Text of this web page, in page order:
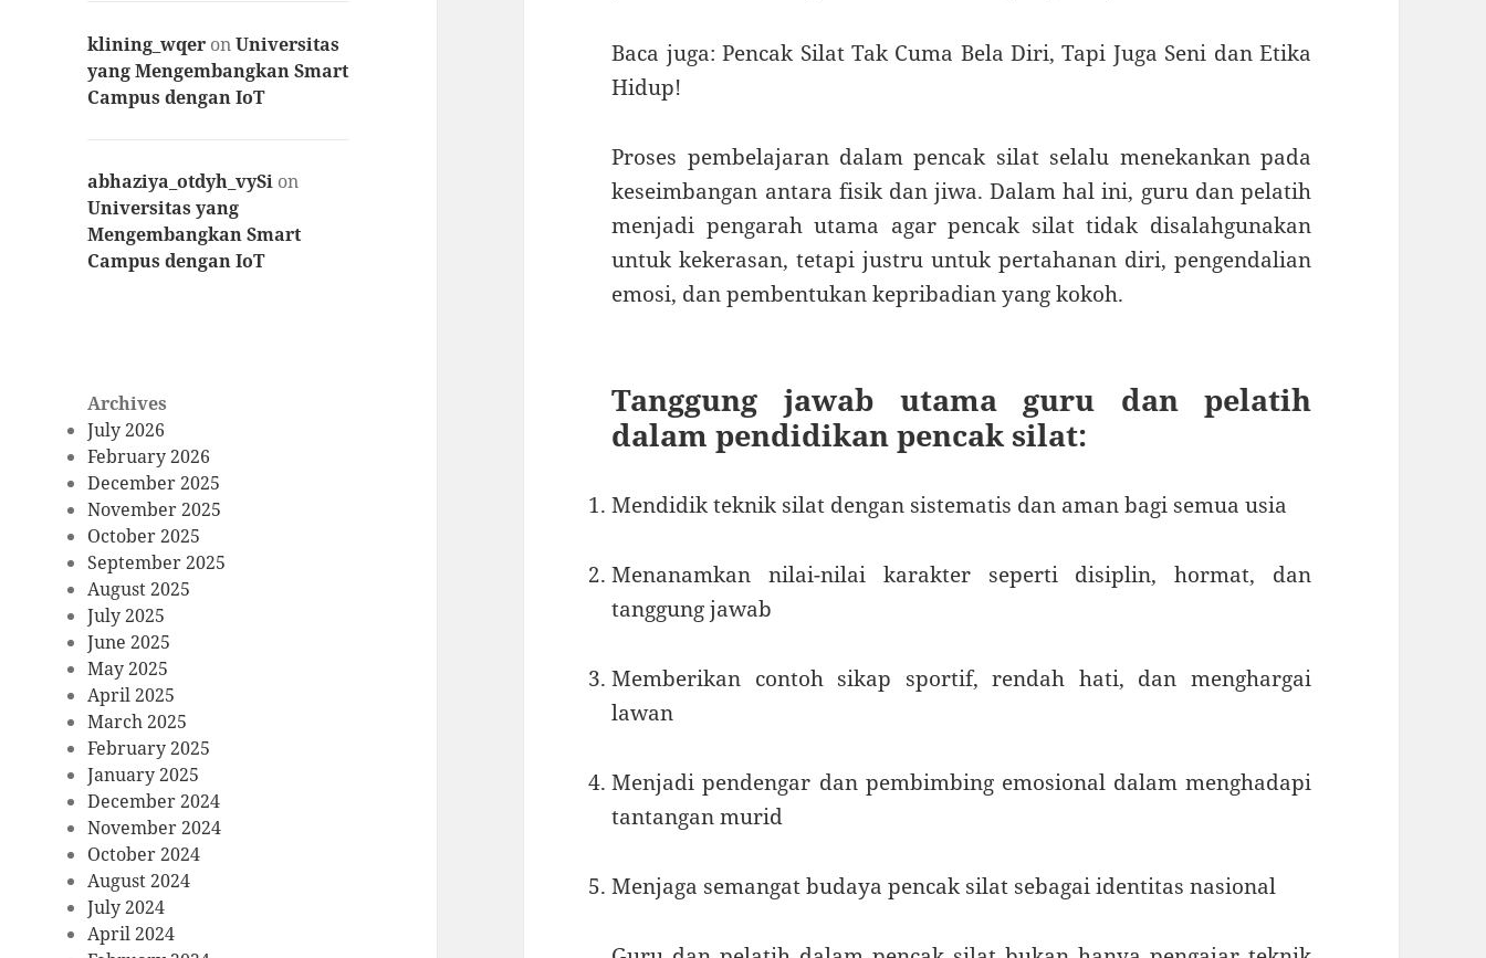
klining_wqer onUniversitas
yang Mengembangkan Smart
Campus dengan IoT
abhaziya_otdyh_vySi on
Universitas yang
Mengembangkan Smart
Campus dengan IoT
Archives
July 2026
February 2026
December 2025
November 2025
October 2025
September 2025
August 2025
July 2025
June 2025
May 2025
April 2025
March 2025
February 2025
January 2025
December 2024
November 2024
October 2024
August 2024
July 2024
April 2024
Baca juga: Pencak Silat Tak Cuma Bela Diri, Tapi Juga Seni dan Etika
Hidup!
Proses pembelajaran dalam pencak silat selalu menekankan pada
keseimbangan antara fisik dan jiwa. Dalam hal ini, guru dan pelatih
menjadi pengarah utama agar pencak silat tidak disalahgunakan
untuk kekerasan, tetapi justru untuk pertahanan diri, pengendalian
emosi, dan pembentukan kepribadian yang kokoh.
Tanggung jawab utama guru dan pelatih
dalam pendidikan pencak silat:
Mendidik teknik silat dengan sistematis dan aman bagi semua usia
Menanamkan nilai-nilai karakter seperti disiplin, hormat, dan
tanggung jawab
Memberikan contoh sikap sportif, rendah hati, dan menghargai
lawan
Menjadi pendengar dan pembimbing emosional dalam menghadapi
tantangan murid
Menjaga semangat budaya pencak silat sebagai identitas nasional